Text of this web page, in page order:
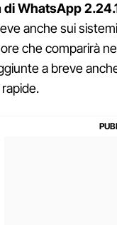
WhatsApp
anche sui
che comparirà
a breve